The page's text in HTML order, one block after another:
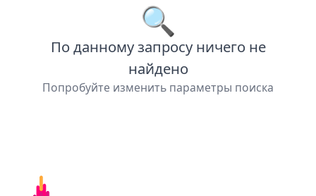
🔍
По данному запросу ничего не
найдено
Попробуйте изменить параметры поиска